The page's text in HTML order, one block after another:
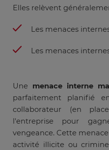
Elles relèvent
Les menaces
Les menaces
Une menace interne
parfaitement planifié
collaborateur (en
l'entreprise pour
vengeance. Cette
activité illicite ou